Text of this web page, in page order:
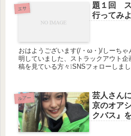
エサ
題１回
行ってみ
おはようございます(/・ω・)/しーち
明していました、ストラックアウト
稿を見ている方々❕SNSフォローしま
ルアー
芸人さん
京のオア
クバス』